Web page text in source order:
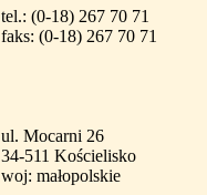
tel.: (0-18) 267 70 71
faks: (0-18) 267 70 71
ul. Mocarni 26
34-511 Kościelisko
woj: małopolskie